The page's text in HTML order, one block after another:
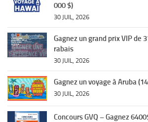
000 $)
30 JUIL, 2026
Gagnez un grand prix VIP de
rabais
30 JUIL, 2026
Gagnez un voyage à Aruba
30 JUIL, 2026
Concours GVQ – Gagnez